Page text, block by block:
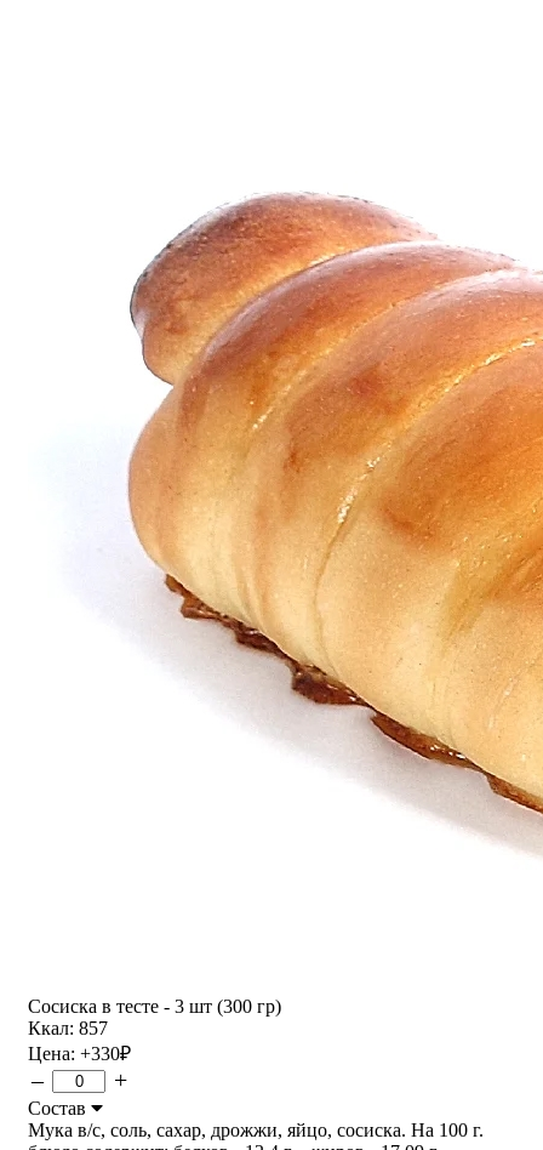
Сосиска в тесте - 3 шт (300 гр)
Ккал: 857
Цена: +330₽
– +
Состав
Мука в/с, соль, сахар, дрожжи, яйцо, сосиска. На 100 г.